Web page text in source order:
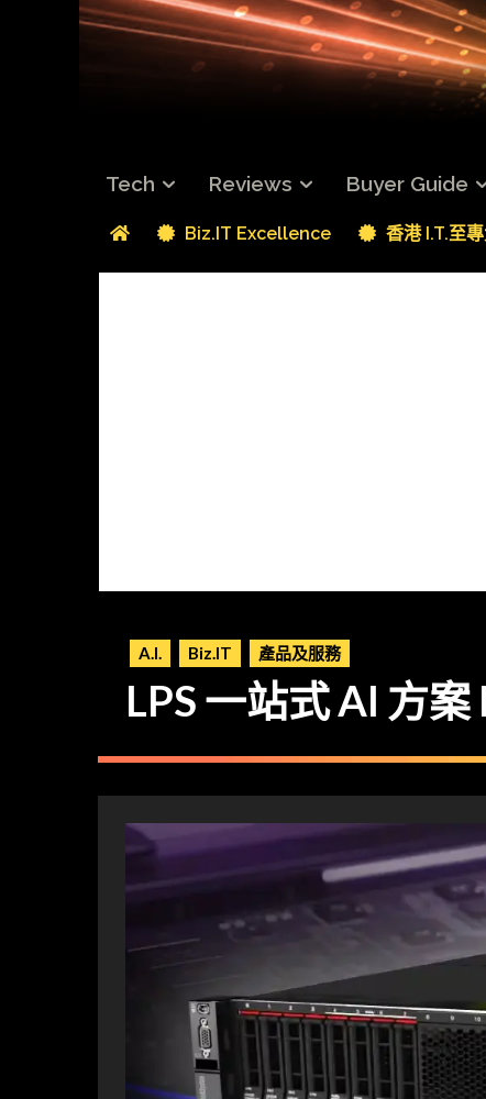
Tech Reviews Buyer Guide
Biz.IT Excellence 香港 I.T.至
A.I. Biz.IT 產品及服務
LPS 一站式 AI 方